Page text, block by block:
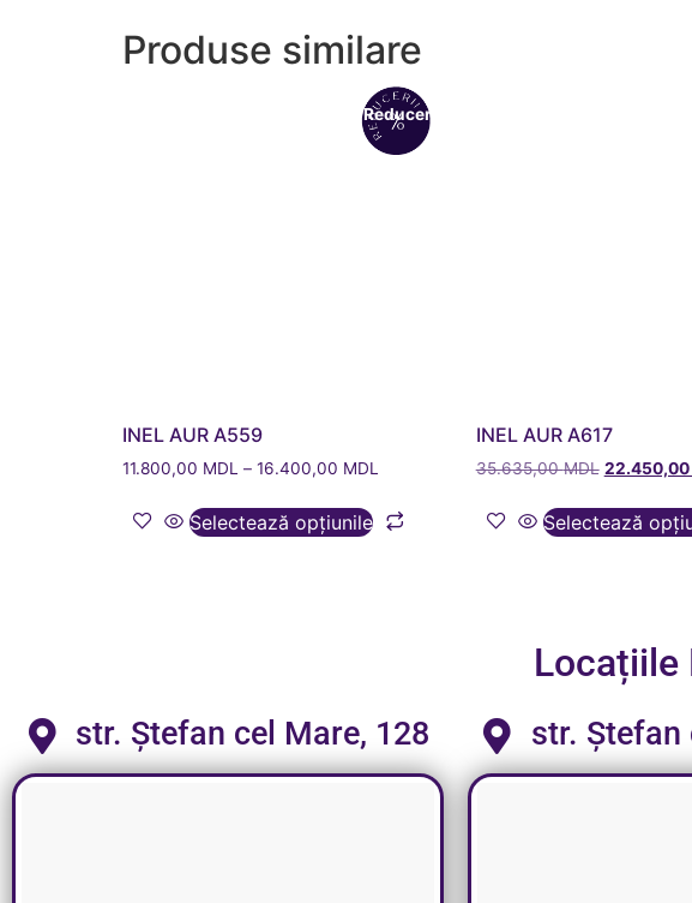
Produse similare
Reduceri!
INEL AUR A559
11.800,00 MDL – 16.400,00 MDL
Selectează opțiunile
INEL AUR A617
35.635,00MDL 22.450,00
Selectează
Locațiile
str. Ștefan cel Mare, 128 str. Ștefan